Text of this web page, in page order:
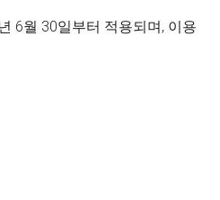
6월 30일부터 적용되며, 이용